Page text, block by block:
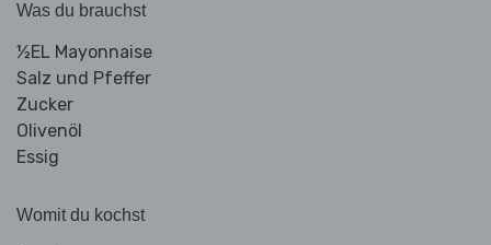
Was du brauchst
½EL Mayonnaise
Salz und Pfeffer
Zucker
Olivenöl
Essig
Womit du kochst